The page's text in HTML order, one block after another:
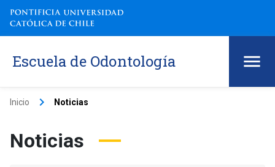
Escuela de Odontología
Inicio keyboard_arrow_right Noticias
Noticias